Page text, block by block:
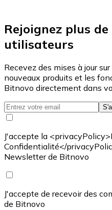
Rejoignez plus de
utilisateurs
Recevez des mises à jour
nouveaux produits et les
Bitnovo directement dans
J'accepte la
Confidentialité</
Newsletter de Bitnovo
J'accepte de recevoir des
de Bitnovo